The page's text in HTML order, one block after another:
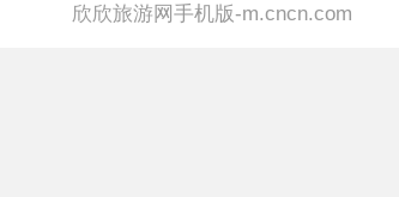
欣欣旅游网手机版-m.cncn.com